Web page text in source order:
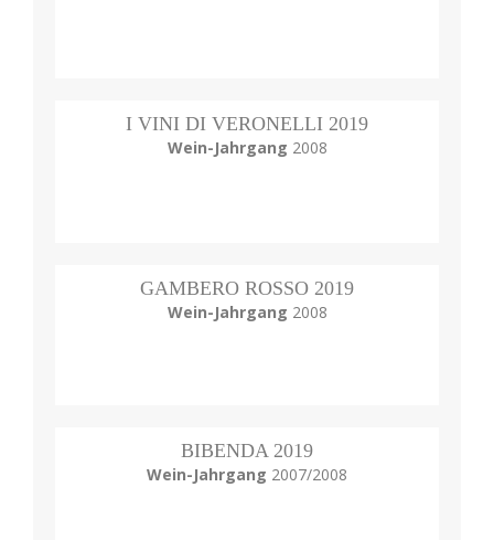
I VINI DI VERONELLI 2019
Wein-Jahrgang 2008
GAMBERO ROSSO 2019
Wein-Jahrgang 2008
BIBENDA 2019
Wein-Jahrgang 2007/2008